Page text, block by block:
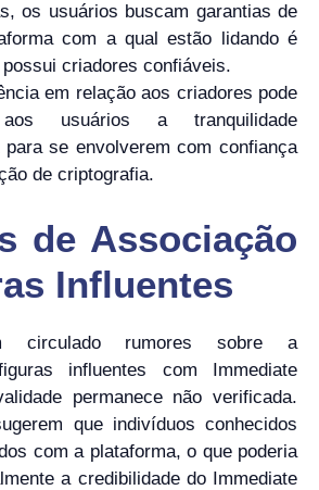
os usuários buscam garantias de
com a qual estão lidando é
criadores confiáveis.
em relação aos criadores pode
usuários a tranquilidade
para se envolverem com confiança
de criptografia.
de Associação
Influentes
circulado rumores sobre a
influentes com Immediate
permanece não verificada.
que indivíduos conhecidos
com a plataforma, o que poderia
a credibilidade do Immediate